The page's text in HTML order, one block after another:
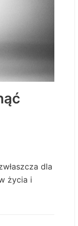
dla
życia i